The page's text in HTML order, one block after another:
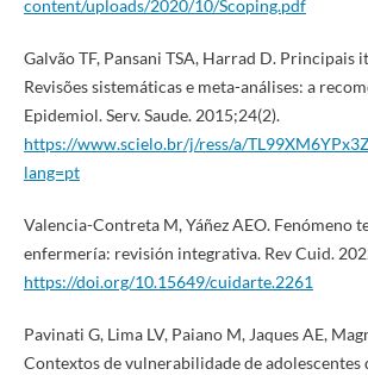
content/uploads/2020/10/Scoping.pdf
Galvão TF, Pansani TSA, Harrad D. Principais
Revisões sistemáticas e meta-análises: a
Epidemiol. Serv. Saude. 2015;24(2).
https://www.scielo.br/j/ress/a/
lang=pt
Valencia-Contreta M, Yáñez AEO. Fenómeno
enfermería: revisión integrativa. Rev Cuid.
https://doi.org/10.15649/cuidarte.2261
Pavinati G, Lima LV, Paiano M, Jaques AE,
Contextos de vulnerabilidade de adolescentes